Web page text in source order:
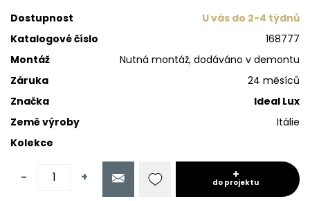
Dostupnost
U vás do 2-4 týdnů
Katalogové číslo
168777
Montáž
Nutná montáž, dodáváno v demontu
Záruka
24 měsíců
Značka
Ideal Lux
Země výroby
Itálie
Kolekce
- + do projektu